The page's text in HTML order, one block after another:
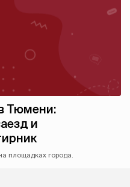
Тюмени:
и
площадках города.